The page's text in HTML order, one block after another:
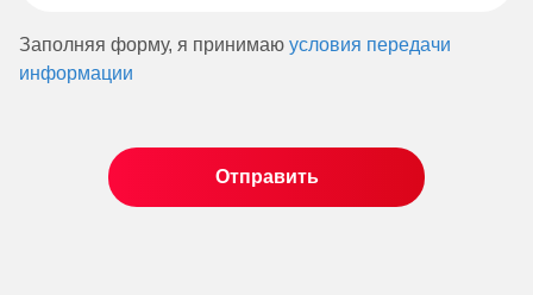
Заполняя форму, я принимаю условия передачи
информации